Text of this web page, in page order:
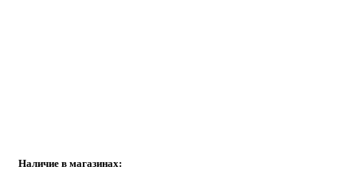
Наличие в магазинах: